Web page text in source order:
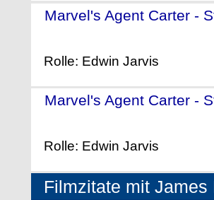
Marvel's Agent Carter -
Rolle: Edwin Jarvis
Marvel's Agent Carter -
Rolle: Edwin Jarvis
Filmzitate mit James